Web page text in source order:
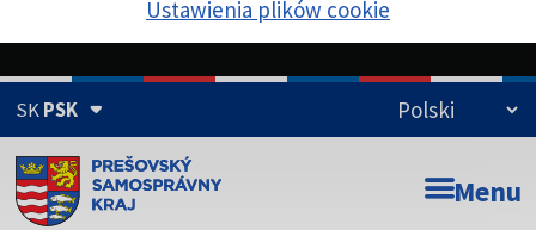
Ustawienia plików cookie
SKPSK
Domena psk.sk jest oficjalna Menu